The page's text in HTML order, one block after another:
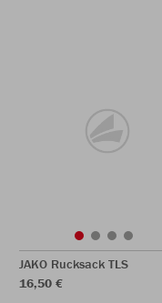
JAKO Rucksack TLS
16,50 €